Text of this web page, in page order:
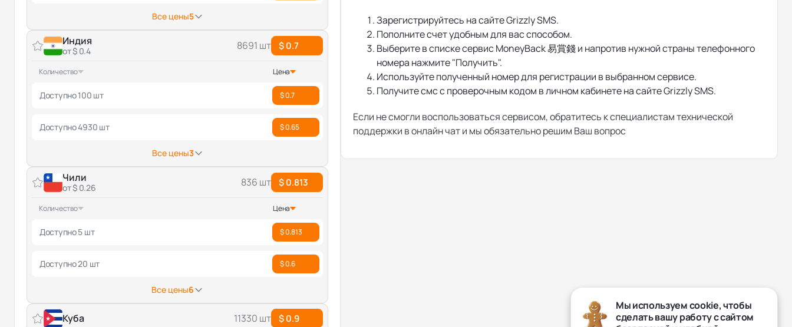
Все цены5
Индия
от $ 0.4 8691 шт $ 0.7
Количество Цена
Доступно 100 шт $ 0.7
Доступно 4930 шт $ 0.65
Все цены3
Чили
от $ 0.26 836 шт $ 0.813
Количество Цена
Доступно 5 шт $ 0.813
Доступно 20 шт $ 0.6
Все цены6
Куба 11330 шт $ 0.9
Зарегистрируйтесь на сайте Grizzly SMS.
Пополните счет удобным для вас способом.
Выберите в списке сервис MoneyBack 易賞錢 и напротив нужной страны телефонного
номера нажмите "Получить".
Используйте полученный номер для регистрации в выбранном сервисе.
Получите смс с проверочным кодом в личном кабинете на сайте Grizzly SMS.
Если не смогли воспользоваться сервисом, обратитесь к специалистам технической
поддержки в онлайн чат и мы обязательно решим Ваш вопрос
Мы используем cookie, чтобы
сделать вашу работу с сайтом